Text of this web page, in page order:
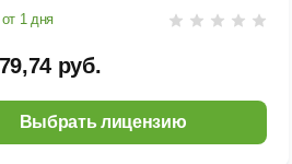
1 дня
руб.
Выбрать лицензию